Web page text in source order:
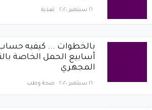
١٦ سبتمبر ٢٠٢٠ تغذية
بالخطوات ... كيفيه
أسابيع الحمل الخاصة
المجهري
١٦ سبتمبر ٢٠٢٠ صحة وطب